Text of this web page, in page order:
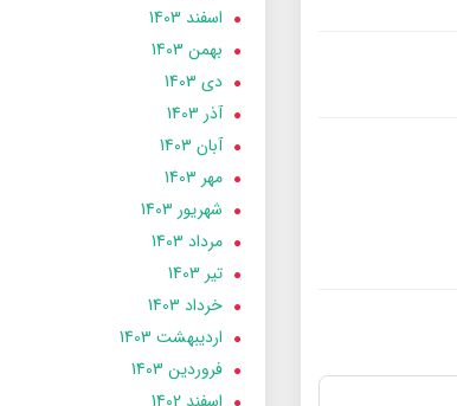
اسفند 1403
بهمن 1403
دی 1403
آذر 1403
آبان 1403
مهر 1403
شهریور 1403
مرداد 1403
تير 1403
خرداد 1403
ارديبهشت 1403
فروردین 1403